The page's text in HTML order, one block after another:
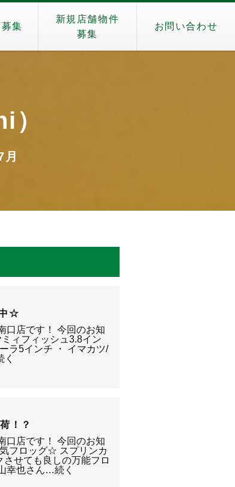
集
新規店舗物件
募集
お問い合わせ
中☆
口店です！ 今回のお知
ィフィッシュ3.8イン
ラ5インチ ・ イマカツ/
！？
口店です！ 今回のお知
フロッグ☆ スプリンカ
せても良しの万能フロ
幸也さん…続く